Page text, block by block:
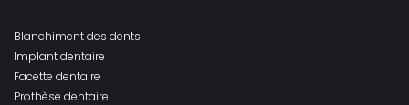
Blanchiment des dents
Implant dentaire
Facette dentaire
Prothèse dentaire